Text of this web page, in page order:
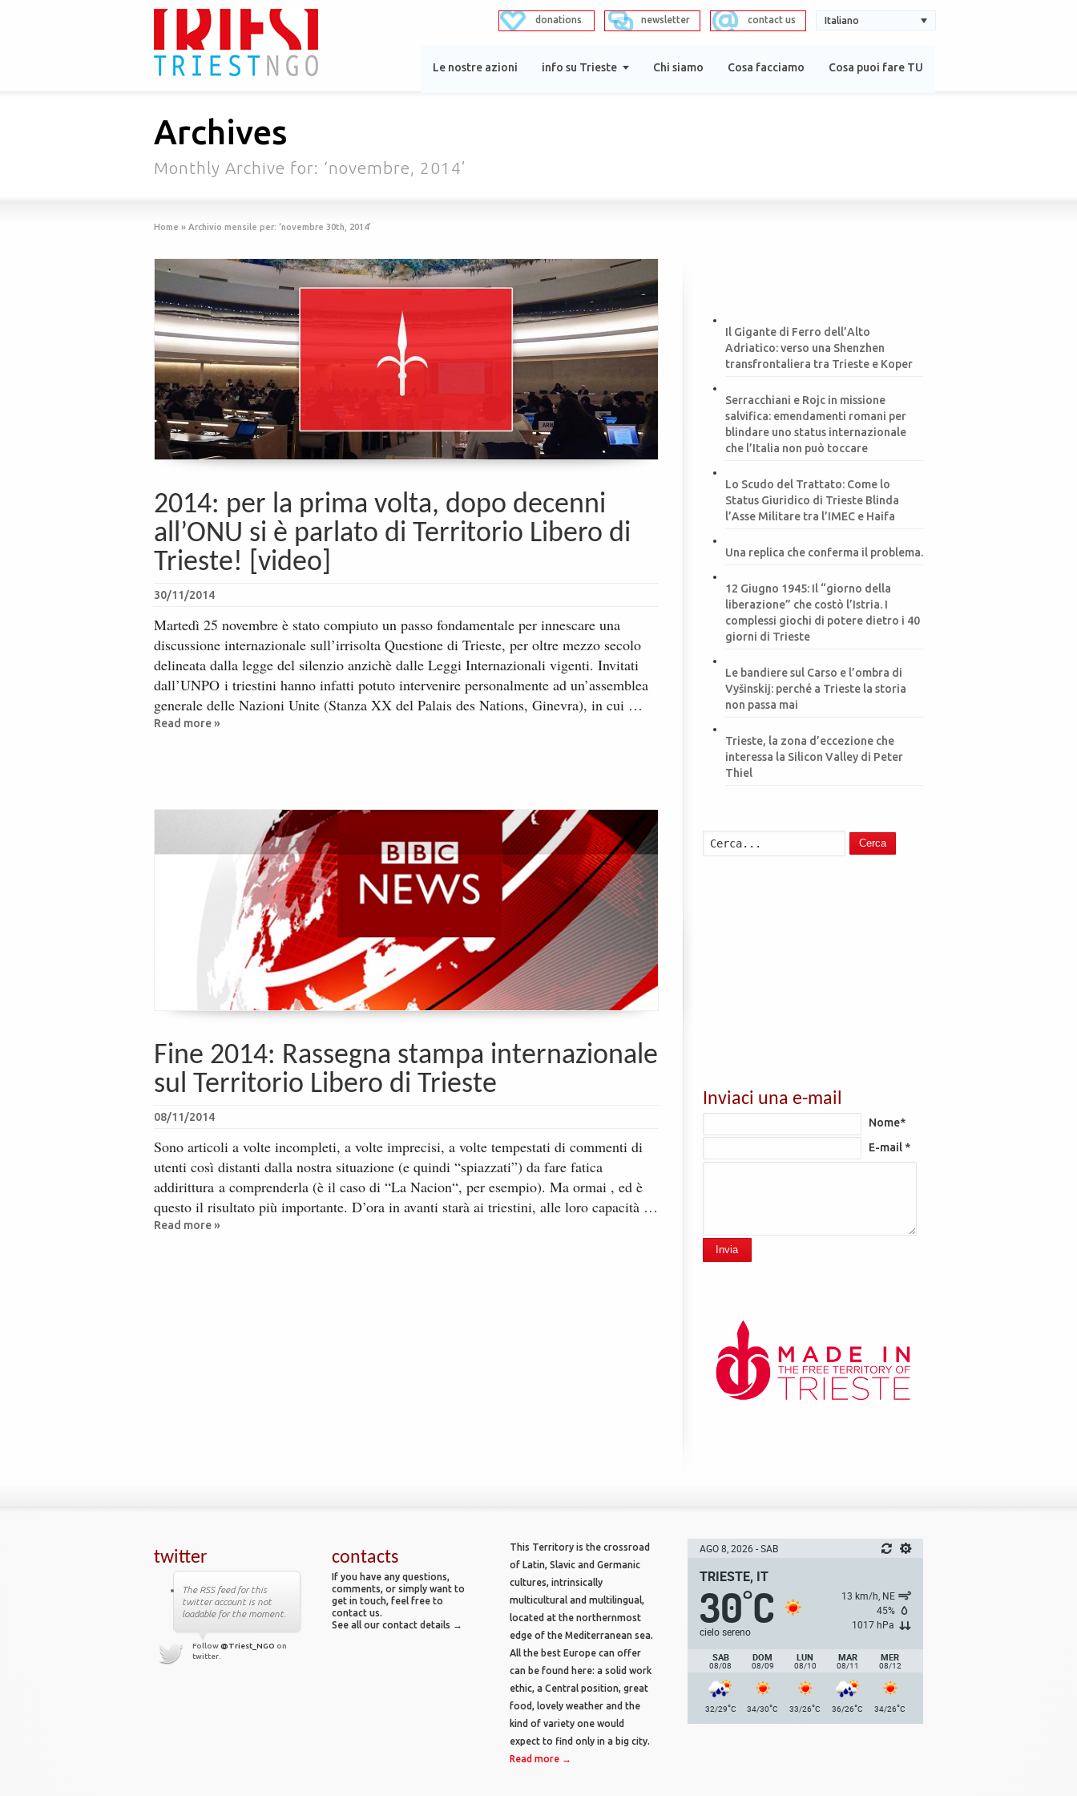
newsletter contact us
donations Italiano
Le nostre azioni info su Trieste Chi siamo Cosa facciamo Cosa puoi fare TU
Archives
Monthly Archive for: ‘novembre, 2014’
Home » Archivio mensile per: ‘novembre 30th, 2014’
2014: per la prima volta, dopo decenni
all’ONU si è parlato di Territorio Libero di
Trieste! [video]
30/11/2014
Martedì 25 novembre è stato compiuto un passo fondamentale per innescare una
discussione internazionale sull’irrisolta Questione di Trieste, per oltre mezzo secolo
delineata dalla legge del silenzio anzichè dalle Leggi Internazionali vigenti. Invitati
dall’UNPO i triestini hanno infatti potuto intervenire personalmente ad un’assemblea
generale delle Nazioni Unite (Stanza XX del Palais des Nations, Ginevra), in cui …
Read more »
Fine 2014: Rassegna stampa internazionale
sul Territorio Libero di Trieste
08/11/2014
Sono articoli a volte incompleti, a volte imprecisi, a volte tempestati di commenti di
utenti così distanti dalla nostra situazione (e quindi “spiazzati”) da fare fatica
addirittura a comprenderla (è il caso di “La Nacion“, per esempio). Ma ormai , ed è
questo il risultato più importante. D’ora in avanti starà ai triestini, alle loro capacità …
Read more »
Il Gigante di Ferro dell’Alto
Adriatico: verso una Shenzhen
transfrontaliera tra Trieste e Koper
Serracchiani e Rojc in missione
salvifica: emendamenti romani per
blindare uno status internazionale
che l’Italia non può toccare
Lo Scudo del Trattato: Come lo
Status Giuridico di Trieste Blinda
l’Asse Militare tra l’IMEC e Haifa
Una replica che conferma il problema.
12 Giugno 1945: Il “giorno della
liberazione” che costò l’Istria. I
complessi giochi di potere dietro i 40
giorni di Trieste
Le bandiere sul Carso e l’ombra di
Vyšinskij: perché a Trieste la storia
non passa mai
Trieste, la zona d’eccezione che
interessa la Silicon Valley di Peter
Thiel
Cerca
Inviaci una e-mail
Nome*
E-mail *
Invia
twitter
The RSS feed for this
twitter account is not
loadable for the moment.
Follow@Triest_NGO on
twitter.
contacts
If you have any questions,
comments, or simply want to
get in touch, feel free to
contact us.
See all our contact details →
This Territory is the crossroad
of Latin, Slavic and Germanic
cultures, intrinsically
multicultural and multilingual,
located at the northernmost
edge of the Mediterranean sea.
All the best Europe can offer
can be found here: a solid work
ethic, a Central position, great
food, lovely weather and the
kind of variety one would
expect to find only in a big city.
Read more →
AGO 8, 2026 - SAB
TRIESTE, IT
30°C
cielo sereno
13 km/h, NE
45%
1017 hPa
SAB
08/08
DOM
08/09
LUN
08/10
MAR
08/11
MER
08/12
32/29°C 34/30°C 33/26°C 36/26°C 34/26°C